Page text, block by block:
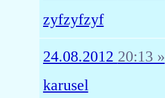
zyfzyfzyf
24.08.2012 20:13 »
karusel